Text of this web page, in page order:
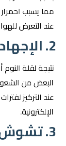
مما يسبب
عند التعرض
2. الإجهاد البصري والصداع
نتيجة لقلة
البعض من الشعور
عند التركيز
الإلكترونية.
3. تشوش الرؤية المؤقت